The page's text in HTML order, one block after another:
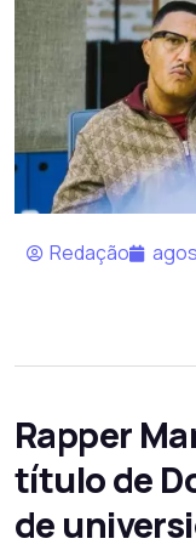
Redação
Rapper
título de
de